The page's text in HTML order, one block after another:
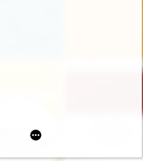
Fryderyka Chopina